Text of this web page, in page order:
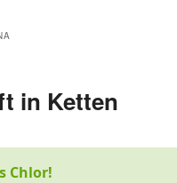
in Ketten